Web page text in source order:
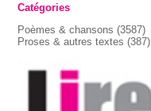
Catégories
Poèmes & chansons (3587)
Proses & autres textes (387)